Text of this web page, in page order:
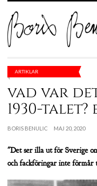
ARTIKLAR
vad var
1930-
BORIS BENULIC MAJ 20, 2020
"Det ser illa ut för Sverige
och fackföringar inte förmår